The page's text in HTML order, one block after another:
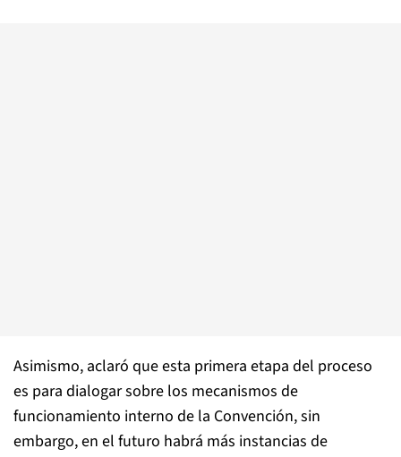
Asimismo, aclaró que esta primera etapa del proceso
es para dialogar sobre los mecanismos de
funcionamiento interno de la Convención, sin
embargo, en el futuro habrá más instancias de